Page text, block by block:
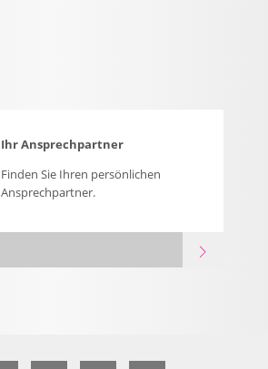
Ihr Ansprechpartner
Finden Sie Ihren persönlichen
Ansprechpartner.